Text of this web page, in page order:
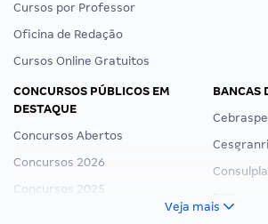
Cursos por Professor
Oficina de Redação
Cursos Online Gratuitos
CONCURSOS PÚBLICOS EM
DESTAQUE
Concursos Abertos
Concursos 2026
Concursos 2025
BANCAS
Cebraspe
Veja mais